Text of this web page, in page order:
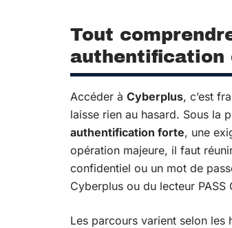
Tout
authentification
Accéder à Cyberplus, c’est
laisse rien au hasard. Sous la
authentification forte, une
opération majeure, il faut
confidentiel ou un mot de
Cyberplus ou du lecteur PASS
Les parcours varient selon